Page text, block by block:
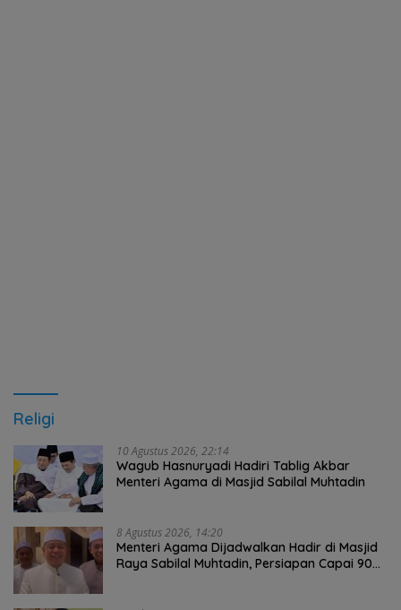
Religi
10 Agustus 2026, 22:14
Wagub Hasnuryadi Hadiri Tablig Akbar
Menteri Agama di Masjid Sabilal Muhtadin
8 Agustus 2026, 14:20
Menteri Agama Dijadwalkan Hadir di Masjid
Raya Sabilal Muhtadin, Persiapan Capai 90